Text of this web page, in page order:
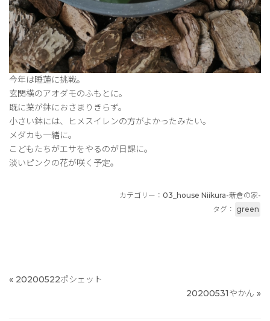
今年は睡蓮に挑戦。
玄関横のアオダモのふもとに。
既に葉が鉢におさまりきらず。
小さい鉢には、ヒメスイレンの方がよかったみたい。
メダカも一緒に。
こどもたちがエサをやるのが日課に。
淡いピンクの花が咲く予定。
カテゴリー： 03_house Niikura-新倉の家-
タグ： green
« 20200522ポシェット
20200531やかん »